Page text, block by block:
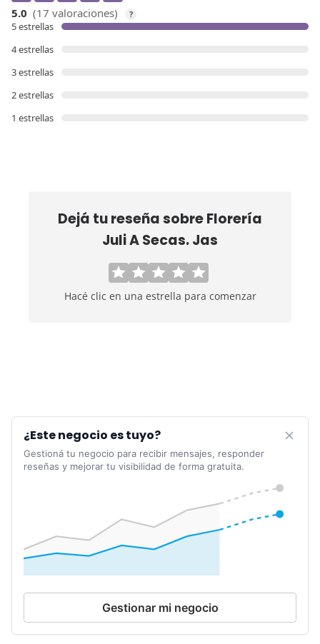
5.0 (17 valoraciones) ?
5 estrellas
4 estrellas
3 estrellas
2 estrellas
1 estrellas
Dejá tu reseña sobreFlorería
Juli A Secas. Jas
Hacé clic en una estrella para comenzar
¿Este negocio es tuyo?
Gestioná tu negocio para recibir mensajes, responder
reseñas y mejorar tu visibilidad de forma gratuita.
Gestionar mi negocio